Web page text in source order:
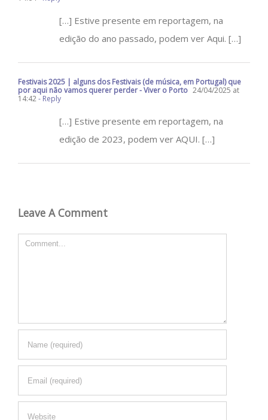
[…] Estive presente em reportagem, na
edição do ano passado, podem ver Aqui. […]
Festivais 2025 | alguns dos Festivais (de música, em Portugal) que
por aqui não vamos querer perder - Viver o Porto 24/04/2025 at
14:42- Reply
[…] Estive presente em reportagem, na
edição de 2023, podem ver AQUI. […]
Leave A Comment
Comment